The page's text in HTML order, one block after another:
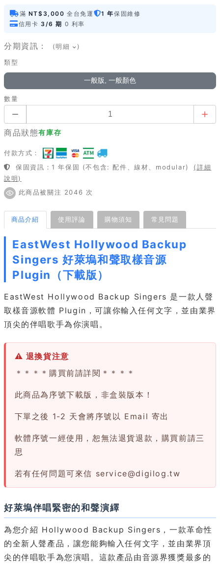
滿 NT$3,000 全台免運 1 年保固維修
信用卡 3/6 期 0 利率
分期資訊： (明細 )
類型
一般版, 一般顏色
數量
商品狀態有庫存
付款方式：
保固資訊：1 年保固 (不包含: 配件、線材、modular)
(詳細
說明)
此商品被關注 2046 次
商品介紹 使用評論 購物須知 常見問題
EastWest Hollywood Backup
Singers 好萊塢和聲取樣音源
Plugin（下載版）
EastWest Hollywood Backup Singers 是一款人聲
取樣音源軟體 Plugin，可讓你輸入任何文字，並由業界
頂尖的伴唱歌手為你演唱。
⚠ 退換貨注意
＊＊＊＊購買前請詳閱＊＊＊＊
此商品為序號下載版，非盒裝版本！
下單之後 1-2 天會將序號以 Email 寄出
軟體序號一經使用，恕無法退貨退款，購買前請三
思
若有任何問題可來信 service@digilog.tw
好萊塢伴唱緊密的和聲演繹
為您介紹 Hollywood Backup Singers，一款革命性
的全新人聲產品，讓您能夠輸入任何文字，並由業界頂
尖的伴唱歌手為您演唱。這款產品由音源界獲獎最多的